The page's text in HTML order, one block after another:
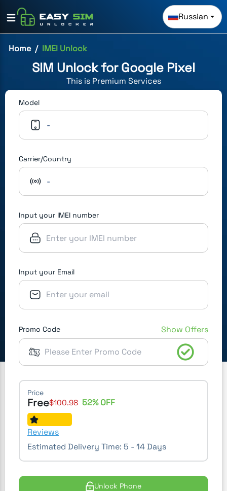
Russian
Home IMEI Unlock
SIM Unlock forGoogle Pixel
This is Premium Services
Model
-
Carrier/Country
-
Input your IMEI number
Input your Email
Promo Code Show Offers
Price
Free$100.98 52% OFF
Reviews
Estimated Delivery Time: 5 - 14 Days
Unlock Phone